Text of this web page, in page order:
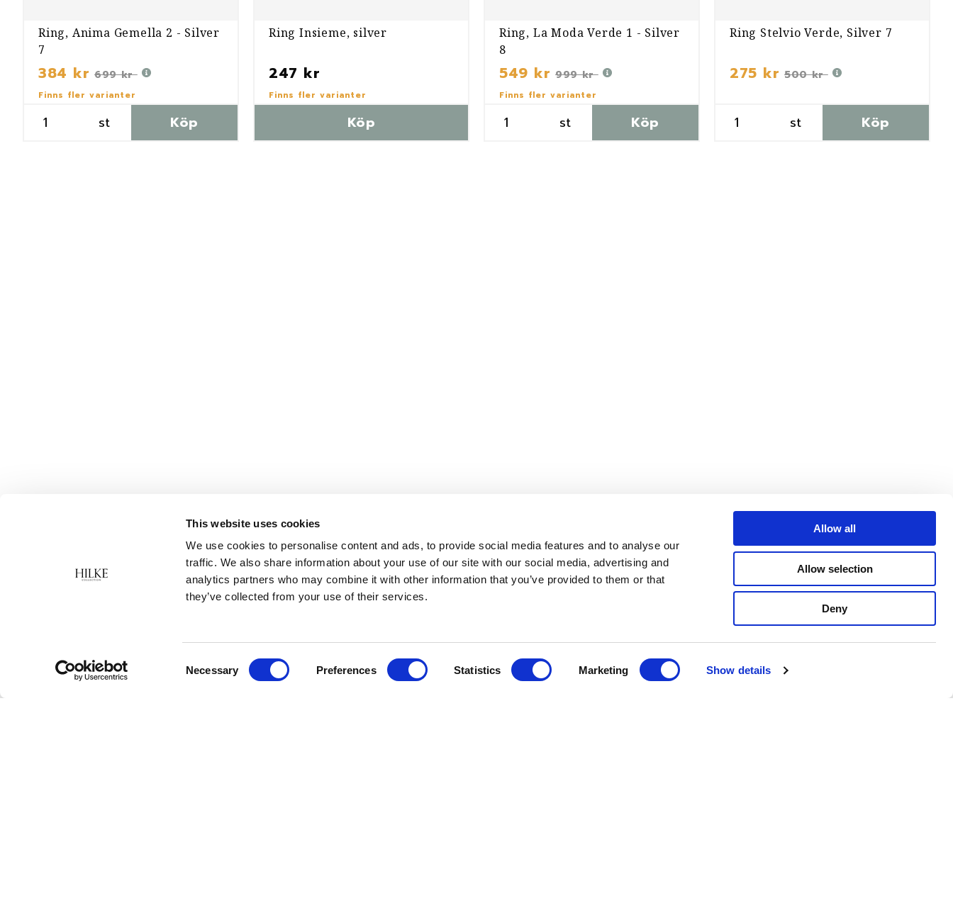
This website uses cookies
We use cookies to personalise content and ads, to provide social media features and to analyse our
traffic. We also share information about your use of our site with our social media, advertising and
analytics partners who may combine it with other information that you’ve provided to them or that
they’ve collected from your use of their services.
Selection
Necessary Preferences Statistics Marketing Show details
Allow all
Allow selection
Deny
Ring, Anima Gemella 2 - Silver
7
384 kr 699 kr
Finns fler varianter
st Köp
Ring Insieme, silver
247 kr
Finns fler varianter
Köp
Ring, La Moda Verde 1 - Silver
8
549 kr 999 kr
Finns fler varianter
st Köp
Ring Stelvio Verde, Silver 7
275 kr 500 kr
st Köp